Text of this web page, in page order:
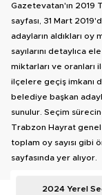
Gazetevatan'ın 2019
sayfası, 31 Mart
adayların aldıkları oy
sayılarını detaylıca
miktarları ve oranları
ilçelere geçiş imkanı
belediye başkan
sunulur. Seçim
Trabzon Hayrat genel
toplam oy sayısı gibi
sayfasında yer alıyor.
2024 Yerel